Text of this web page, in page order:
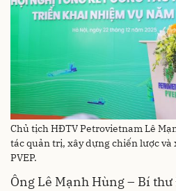
Chủ tịch HĐTV Petrovietnam Lê
tác quản trị, xây dựng chiến lược
PVEP.
Ông Lê Mạnh Hùng – Bí